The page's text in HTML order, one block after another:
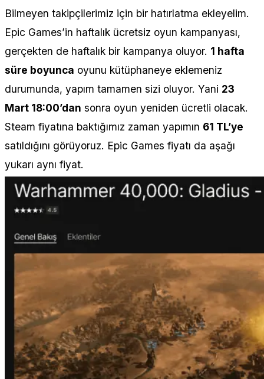
Bilmeyen takipçilerimiz için bir hatırlatma ekleyelim.
Epic Games’in haftalık ücretsiz oyun kampanyası,
gerçekten de haftalık bir kampanya oluyor. 1 hafta
süre boyunca oyunu kütüphaneye eklemeniz
durumunda, yapım tamamen sizi oluyor. Yani 23
Mart 18:00’dan sonra oyun yeniden ücretli olacak.
Steam fiyatına baktığımız zaman yapımın 61 TL’ye
satıldığını görüyoruz. Epic Games fiyatı da aşağı
yukarı aynı fiyat.